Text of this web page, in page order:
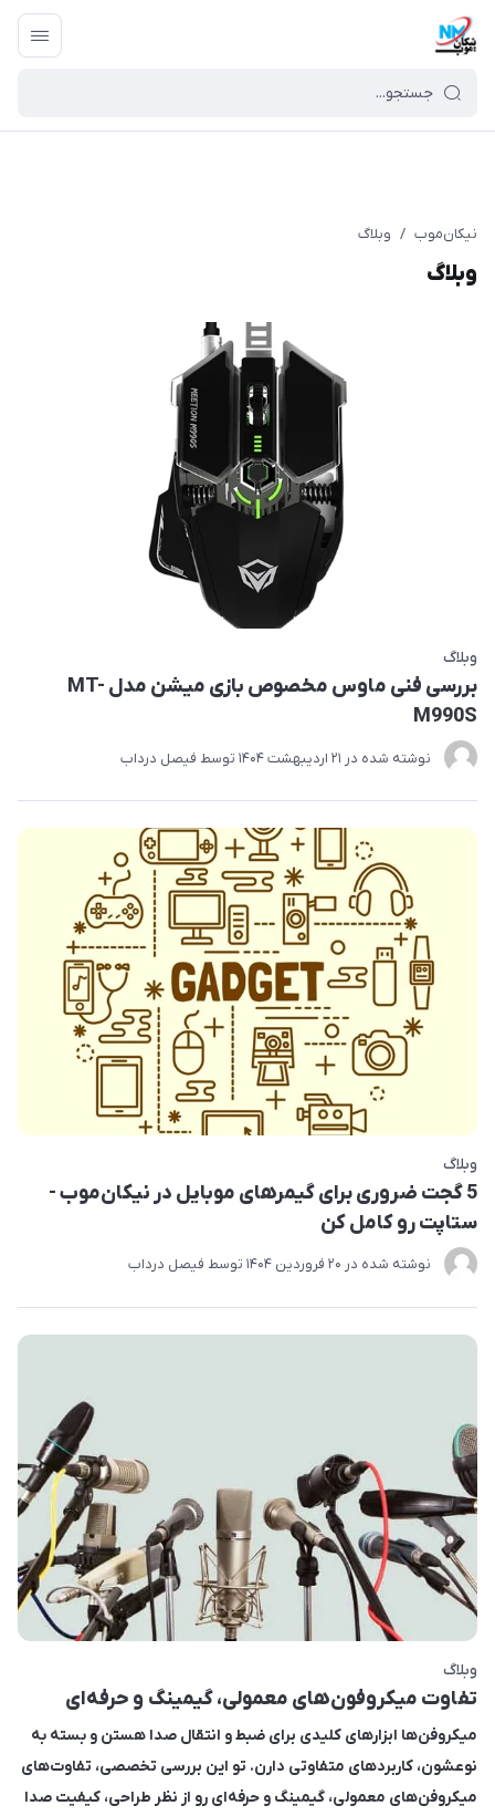
نیکان‌موب / وبلاگ
وبلاگ
وبلاگ
بررسی فنی ماوس مخصوص بازی میشن مدل MT-
M990S
نوشته شده در 21 ارديبهشت 1404 توسط فیصل درداب
وبلاگ
5 گجت ضروری برای گیمرهای موبایل در نیکان‌موب -
ستاپت رو کامل کن
نوشته شده در 20 فروردین 1404 توسط فیصل درداب
وبلاگ
تفاوت میکروفون‌های معمولی، گیمینگ و حرفه‌ای
میکروفن‌ها ابزارهای کلیدی برای ضبط و انتقال صدا هستن و بسته به
نوعشون، کاربردهای متفاوتی دارن. تو این بررسی تخصصی، تفاوت‌های
میکروفن‌های معمولی، گیمینگ و حرفه‌ای رو از نظر طراحی، کیفیت صدا